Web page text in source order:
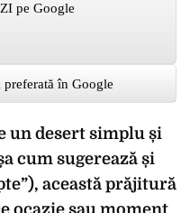
pe Google
preferată în Google
un desert simplu și
cum sugerează și
această prăjitură
ocazie sau moment